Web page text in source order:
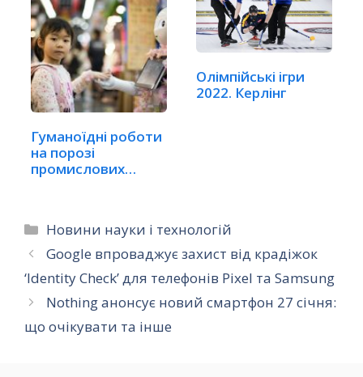
Гуманоїдні роботи
на порозі
промислових
Олімпійські ігри
2022. Керлінг
Категорії
Новини науки і технологій
Google впроваджує захист від крадіжок
‘Identity Check’ для телефонів Pixel та Samsung
Nothing анонсує новий смартфон 27 січня:
що очікувати та інше